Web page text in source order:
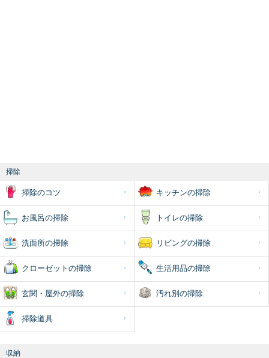
掃除
掃除のコツ キッチンの掃除
お風呂の掃除 トイレの掃除
洗面所の掃除 リビングの掃除
クローゼットの掃除 生活用品の掃除
玄関・屋外の掃除 汚れ別の掃除
掃除道具
収納